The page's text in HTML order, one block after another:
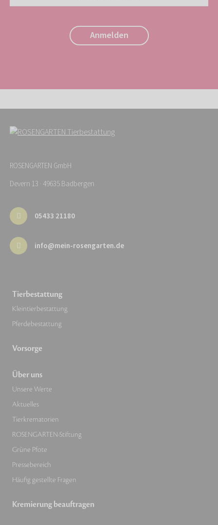
E-
Adresse:
Anmelden
ROSENGARTEN GmbH
Devern 13 · 49635 Badbergen
05433 21180
info@mein-rosengarten.de
Tierbestattung
Kleintierbestattung
Pferdebestattung
Vorsorge
Über uns
Unsere Werte
Aktuelles
Tierkrematorien
ROSENGARTEN-Stiftung
Grüne Pfote
Pressebereich
Häufig gestellte Fragen
Kremierung beauftragen